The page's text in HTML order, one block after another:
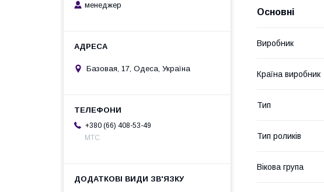
Основні
Виробник
Країна виробник
Тип
Тип роликів
Вікова група
менеджер
Базовая, 17, Одеса, Україна
+380 (66) 408-53-49
МТС